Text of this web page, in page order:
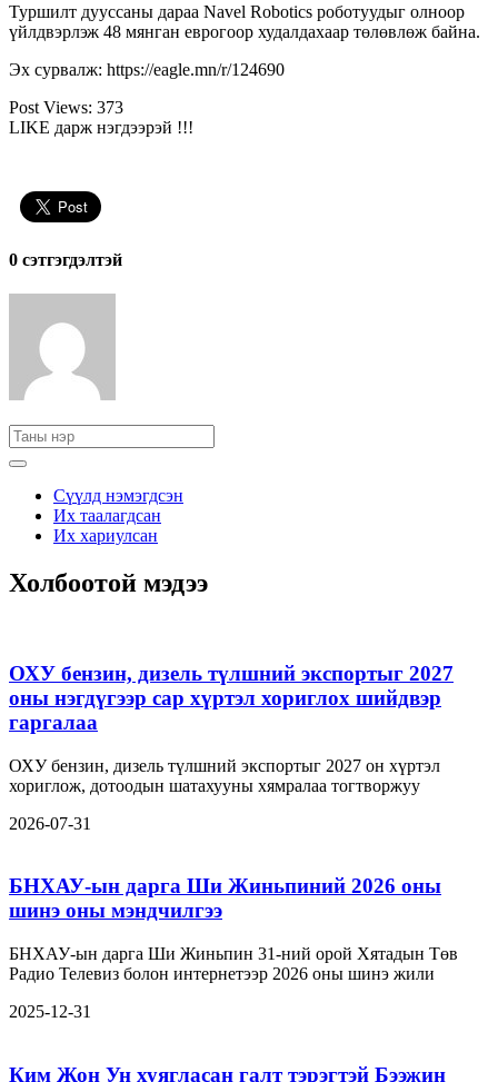
Туршилт дууссаны дараа Navel Robotics роботуудыг олноор
үйлдвэрлэж 48 мянган еврогоор худалдахаар төлөвлөж байна.
Эх сурвалж: https://eagle.mn/r/124690
Post Views: 373
LIKE дарж нэгдээрэй !!!
0 cэтгэгдэлтэй
Сүүлд нэмэгдсэн
Их таалагдсан
Их хариулсан
Холбоотой мэдээ
ОХУ бензин, дизель түлшний экспортыг 2027
оны нэгдүгээр сар хүртэл хориглох шийдвэр
гаргалаа
ОХУ бензин, дизель түлшний экспортыг 2027 он хүртэл
хориглож, дотоодын шатахууны хямралаа тогтворжуу
2026-07-31
БНХАУ-ын дарга Ши Жиньпиний 2026 оны
шинэ оны мэндчилгээ
БНХАУ-ын дарга Ши Жиньпин 31-ний орой Хятадын Төв
Радио Телевиз болон интернетээр 2026 оны шинэ жили
2025-12-31
Ким Жон Ун хуягласан галт тэрэгтэй Бээжин